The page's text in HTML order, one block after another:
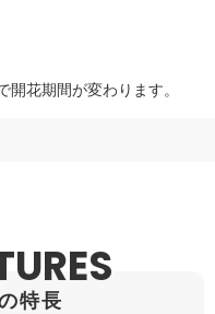
花期間が変わります。
特長